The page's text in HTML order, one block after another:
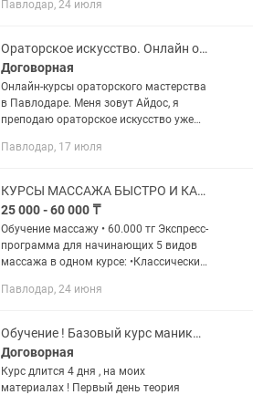
практике! Для обучения все
на моделях с...
Павлодар, 24 июля
Ораторское искусство. Онлайн обучение в Павлодаре
Договорная
Онлайн-курсы ораторского мастерства
в Павлодаре. Меня зовут Айдос, я
преподаю ораторское искусство уже
излагать свои мысли публично,
Павлодар, 17 июля
КУРСЫ МАССАЖА БЫСТРО И КАЧЕСТВЕННО
25 000 - 60 000 ₸
Обучение массажу • 60.000 тг Экспресс-
программа для начинающих 5 видов
массажа в одном курсе: •Классический
глубокая проработка •Лечебный —
Павлодар, 24 июня
Обучение ! Базовый курс маникюра
Договорная
Курс длится 4 дня , на моих
материалах ! Первый день теория